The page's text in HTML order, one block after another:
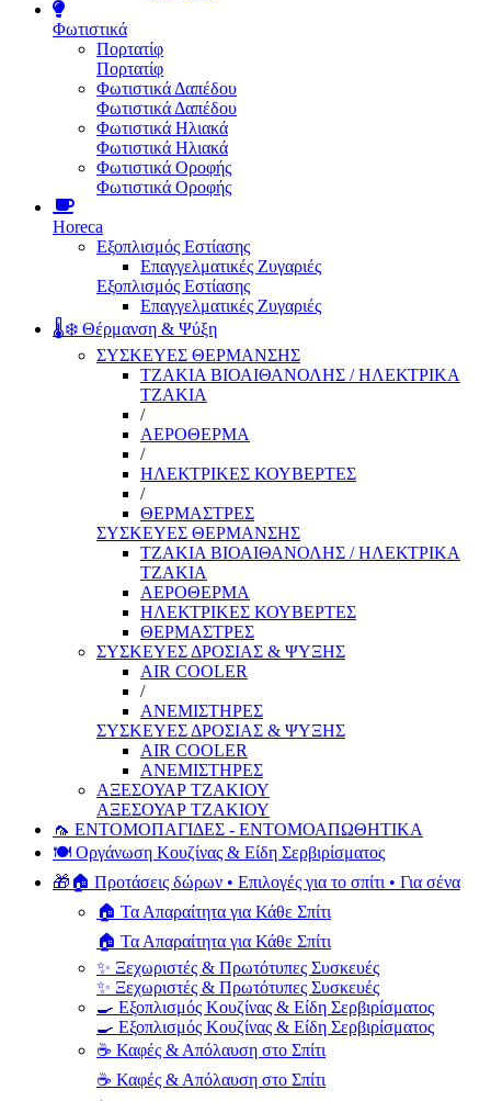
Φωτιστικά
Πορτατίφ
Πορτατίφ
Φωτιστικά Δαπέδου
Φωτιστικά Δαπέδου
Φωτιστικά Ηλιακά
Φωτιστικά Ηλιακά
Φωτιστικά Οροφής
Φωτιστικά Οροφής
Horeca
Εξοπλισμός Εστίασης
Επαγγελματικές Ζυγαριές
Εξοπλισμός Εστίασης
Επαγγελματικές Ζυγαριές
🌡️❄️ Θέρμανση & Ψύξη
ΣΥΣΚΕΥΕΣ ΘΕΡΜΑΝΣΗΣ
ΤΖΑΚΙΑ ΒΙΟΑΙΘΑΝΟΛΗΣ / ΗΛΕΚΤΡΙΚΑ
ΤΖΑΚΙΑ
/
ΑΕΡΟΘΕΡΜΑ
/
ΗΛΕΚΤΡΙΚΕΣ ΚΟΥΒΕΡΤΕΣ
/
ΘΕΡΜΑΣΤΡΕΣ
ΣΥΣΚΕΥΕΣ ΘΕΡΜΑΝΣΗΣ
ΤΖΑΚΙΑ ΒΙΟΑΙΘΑΝΟΛΗΣ / ΗΛΕΚΤΡΙΚΑ
ΤΖΑΚΙΑ
ΑΕΡΟΘΕΡΜΑ
ΗΛΕΚΤΡΙΚΕΣ ΚΟΥΒΕΡΤΕΣ
ΘΕΡΜΑΣΤΡΕΣ
ΣΥΣΚΕΥΕΣ ΔΡΟΣΙΑΣ & ΨΥΞΗΣ
AIR COOLER
/
ΑΝΕΜΙΣΤΗΡΕΣ
ΣΥΣΚΕΥΕΣ ΔΡΟΣΙΑΣ & ΨΥΞΗΣ
AIR COOLER
ΑΝΕΜΙΣΤΗΡΕΣ
ΑΞΕΣΟΥΑΡ ΤΖΑΚΙΟΥ
ΑΞΕΣΟΥΑΡ ΤΖΑΚΙΟΥ
🦟 ΕΝΤΟΜΟΠΑΓΙΔΕΣ - ΕΝΤΟΜΟΑΠΩΘΗΤΙΚΑ
🍽️ Οργάνωση Κουζίνας & Είδη Σερβιρίσματος
🎁🏠 Προτάσεις δώρων • Επιλογές για το σπίτι • Για σένα
🏠 Τα Απαραίτητα για Κάθε Σπίτι
🏠 Τα Απαραίτητα για Κάθε Σπίτι
✨ Ξεχωριστές & Πρωτότυπες Συσκευές
✨ Ξεχωριστές & Πρωτότυπες Συσκευές
🍳 Εξοπλισμός Κουζίνας & Είδη Σερβιρίσματος
🍳 Εξοπλισμός Κουζίνας & Είδη Σερβιρίσματος
☕ Καφές & Απόλαυση στο Σπίτι
☕ Καφές & Απόλαυση στο Σπίτι